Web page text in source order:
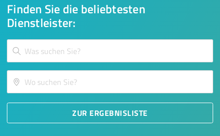
Finden Sie die beliebtesten
Dienstleister:
ZUR ERGEBNISLISTE